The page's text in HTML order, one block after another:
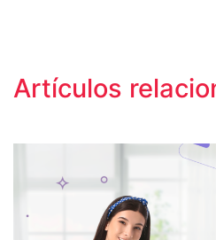
Artículos